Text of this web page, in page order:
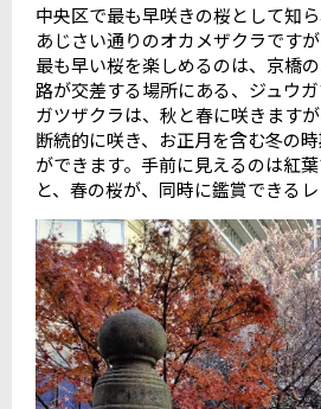
中央区で最も早咲きの桜として知
あじさい通りのオカメザクラです
最も早い桜を楽しめるのは、京橋
路が交差する場所にある、ジュウ
ガツザクラは、秋と春に咲きます
断続的に咲き、お正月を含む冬の
ができます。手前に見えるのは紅
と、春の桜が、同時に鑑賞できるレ